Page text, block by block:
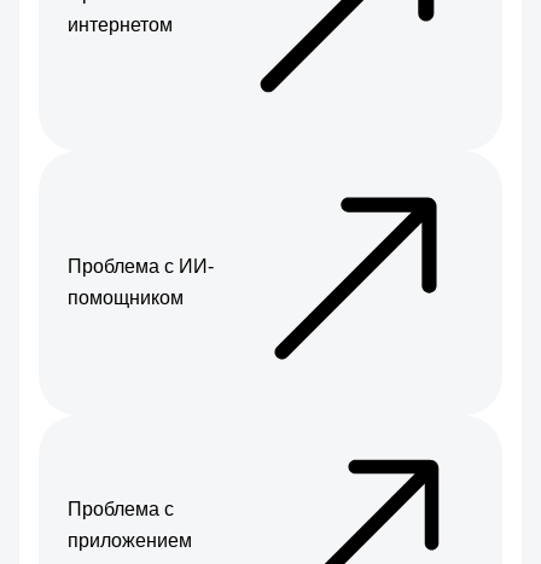
интернетом
Проблема с ИИ-
помощником
Проблема с
приложением